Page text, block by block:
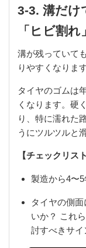
3-3. 溝だけ
「ヒビ割
溝が残っていて
りやすくなります
タイヤのゴムは
くなります。硬
り、特に濡れた
うにツルツルと
【チェックリスト
製造から4〜
タイヤの側
いか？ これ
討すべきサイ